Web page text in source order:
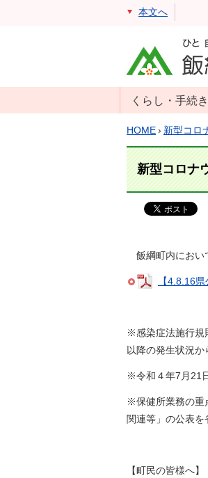
本文へ
くらし・手続き
戸籍・住民票・
住民登録
マイナンバー
消防・防災
年金・保険
住まい・土地
環境・ゴミ
上下水道
交通・道路
安全・防犯
相談窓口
HOME› 新型コロ
新型コロナ
飯綱町内におい
【4.8.16
※感染症法施行規
以降の発生状況か
※令和４年7月21
※保健所業務の重
関連等」の公表を
【町民の皆様へ】